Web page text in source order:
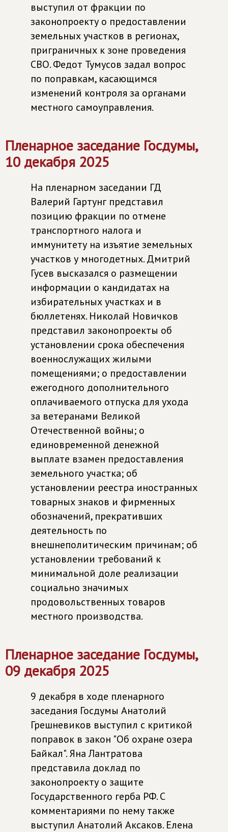
выступил от фракции по
законопроекту о предоставлении
земельных участков в регионах,
приграничных к зоне проведения
СВО. Федот Тумусов задал вопрос
по поправкам, касающимся
изменений контроля за органами
местного самоуправления.
Пленарное заседание Госдумы,
10 декабря 2025
На пленарном заседании ГД
Валерий Гартунг представил
позицию фракции по отмене
транспортного налога и
иммунитету на изъятие земельных
участков у многодетных. Дмитрий
Гусев высказался о размещении
информации о кандидатах на
избирательных участках и в
бюллетенях. Николай Новичков
представил законопроекты об
установлении срока обеспечения
военнослужащих жилыми
помещениями; о предоставлении
ежегодного дополнительного
оплачиваемого отпуска для ухода
за ветеранами Великой
Отечественной войны; о
единовременной денежной
выплате взамен предоставления
земельного участка; об
установлении реестра иностранных
товарных знаков и фирменных
обозначений, прекративших
деятельность по
внешнеполитическим причинам; об
установлении требований к
минимальной доле реализации
социально значимых
продовольственных товаров
местного производства.
Пленарное заседание Госдумы,
09 декабря 2025
9 декабря в ходе пленарного
заседания Госдумы Анатолий
Грешневиков выступил с критикой
поправок в закон "Об охране озера
Байкал". Яна Лантратова
представила доклад по
законопроекту о защите
Государственного герба РФ. С
комментариями по нему также
выступил Анатолий Аксаков. Елена